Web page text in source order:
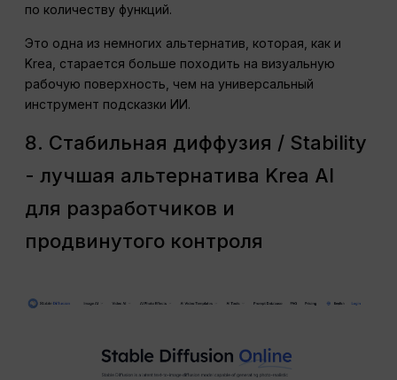
по количеству функций.
Это одна из немногих альтернатив, которая, как и
Krea, старается больше походить на визуальную
рабочую поверхность, чем на универсальный
инструмент подсказки ИИ.
8. Стабильная диффузия / Stability
- лучшая альтернатива Krea AI
для разработчиков и
продвинутого контроля